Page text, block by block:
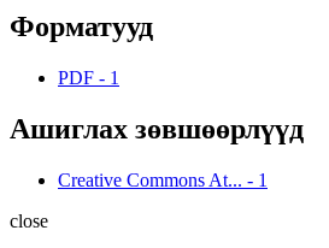
Форматууд
PDF - 1
Ашиглах зөвшөөрлүүд
Creative Commons At... - 1
close